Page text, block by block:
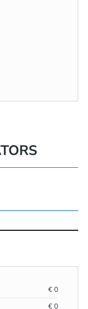
€ 0
€ 0